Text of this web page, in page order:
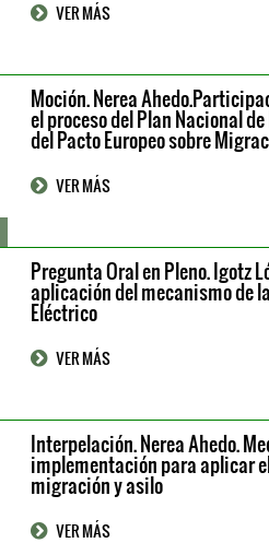
VER MÁS
Moción. Nerea
el proceso del Plan Nacional
del Pacto Europeo sobre
VER MÁS
Pregunta Oral en Pleno. Igotz
aplicación del mecanismo de
Eléctrico
VER MÁS
Interpelación. Nerea Ahedo.
implementación para aplicar
migración y asilo
VER MÁS